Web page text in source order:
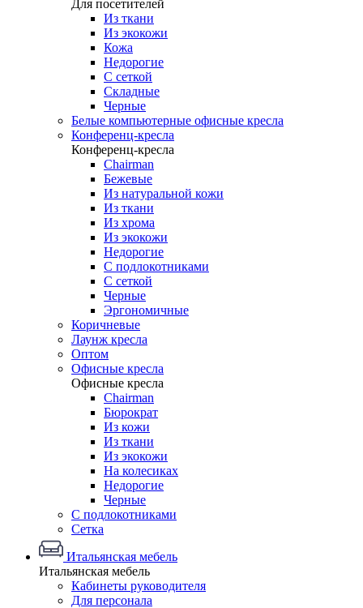
Для посетителей
Из ткани
Из экокожи
Кожа
Недорогие
С сеткой
Складные
Черные
Белые компьютерные офисные кресла
Конференц-кресла
Конференц-кресла
Chairman
Бежевые
Из натуральной кожи
Из ткани
Из хрома
Из экокожи
Недорогие
С подлокотниками
С сеткой
Черные
Эргономичные
Коричневые
Лаунж кресла
Оптом
Офисные кресла
Офисные кресла
Chairman
Бюрократ
Из кожи
Из ткани
Из экокожи
На колесиках
Недорогие
Черные
С подлокотниками
Сетка
Итальянская мебель
Итальянская мебель
Кабинеты руководителя
Для персонала